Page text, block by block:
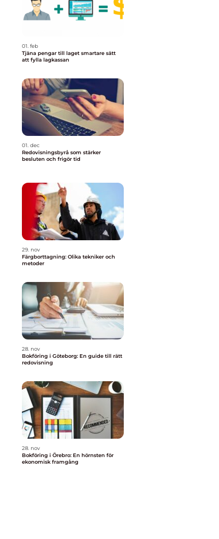
01. feb
Tjäna pengar till laget smartare sätt
att fylla lagkassan
01. dec
Redovisningsbyrå som stärker
besluten och frigör tid
29. nov
Färgborttagning: Olika tekniker och
metoder
28. nov
Bokföring i Göteborg: En guide till rätt
redovisning
28. nov
Bokföring i Örebro: En hörnsten för
ekonomisk framgång